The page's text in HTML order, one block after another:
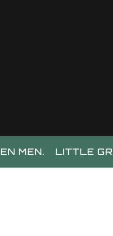
LITTLE GREEN